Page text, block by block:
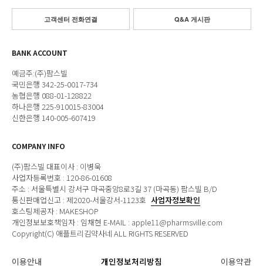
고객센터 전화연결 Q&A 게시판
BANK ACCOUNT
예금주:(주)팜스빌
국민은행 342-25-0017-734
농협은행 088-01-128822
하나은행 225-910015-83004
신한은행 140-005-607419
COMPANY INFO
(주)팜스빌 대표이사 : 이병욱
사업자등록번호 : 120-86-01608
주소 : 서울특별시 강서구 마곡중앙8로3길 37 (마곡동) 팜스빌 B/D
통신판매업신고 : 제2020-서울강서-1123호 사업자정보확인
호스팅제공자 : MAKESHOP
개인정보보호책임자 : 임채현 E-MAIL : apple11@pharmsville.com
Copyright(C) 애플트리김약사네 ALL RIGHTS RESERVED
이용안내 개인정보처리방침 이용약관